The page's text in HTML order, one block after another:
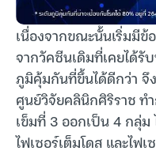
เนื่องจากขณะนั้นเริ่มมีข้
จากวัคซีนเดิมที่เคยได้รั
ภูมิคุ้มกันที่ขึ้นได้ดีกว่า จึ
ศูนย์วิจัยคลินิกศิริราช ท
เข็มที่ 3 ออกเป็น 4 กลุ่ม
ไฟเซอร์เต็มโดส และไฟเ